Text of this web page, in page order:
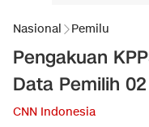
Nasional Pemilu
Pengakuan
Data Pemilih
CNN Indonesia